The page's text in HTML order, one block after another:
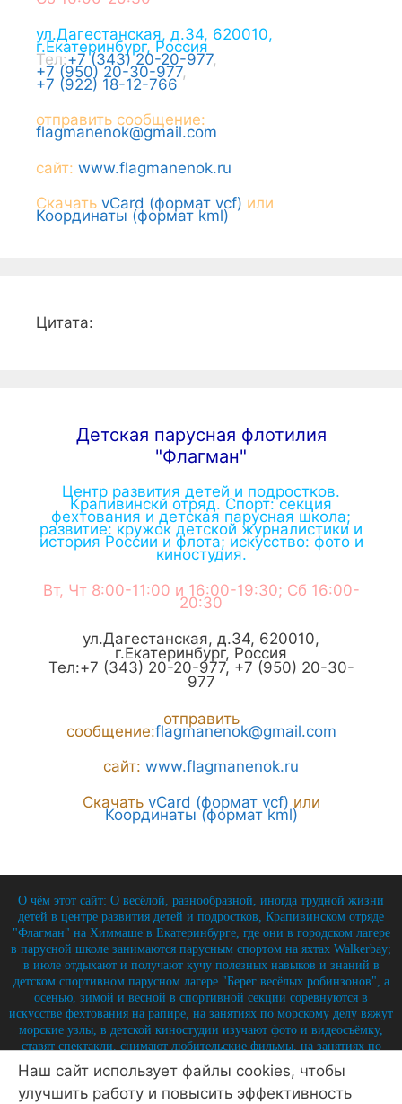
ул.Дагестанская, д.34, 620010,
г.Екатеринбург, Россия
Тел:+7 (343) 20-20-977,
+7 (950) 20-30-977,
+7 (922) 18-12-766
отправить сообщение:
flagmanenok@gmail.com
сайт: www.flagmanenok.ru
Скачать vCard (формат vcf) или
Координаты (формат kml)
Цитата:
Детская парусная флотилия
"Флагман"
Центр развития детей и подростков.
Крапивинскй отряд. Спорт: секция
фехтования и детская парусная школа;
развитие: кружок детской журналистики и
история России и флота; искусство: фото и
киностудия.
Вт, Чт 8:00-11:00 и 16:00-19:30; Сб 16:00-
20:30
ул.Дагестанская, д.34, 620010,
г.Екатеринбург, Россия
Тел:+7 (343) 20-20-977, +7 (950) 20-30-
977
отправить
сообщение:flagmanenok@gmail.com
сайт: www.flagmanenok.ru
Скачать vCard (формат vcf) или
Координаты (формат kml)
О чём этот сайт: О весёлой, разнообразной, иногда трудной жизни
детей в центре развития детей и подростков, Крапивинском отряде
"Флагман" на Химмаше в Екатеринбурге, где они в городском лагере
в парусной школе занимаются парусным спортом на яхтах Walkerbay;
в июле отдыхают и получают кучу полезных навыков и знаний в
детском спортивном парусном лагере "Берег весёлых робинзонов", а
осенью, зимой и весной в спортивной секции соревнуются в
искусстве фехтования на рапире, на занятиях по морскому делу вяжут
морские узлы, в детской киностудии изучают фото и видеосъёмку,
ставят спектакли, снимают любительские фильмы, на занятиях по
истории углубляют свои знания по историю России и флота, и
круглый год на занятиях по детской журналистике практикуются в
написании заметок, репортажей, интервью, выпуская стен-газету и
Наш сайт использует файлы cookies, чтобы
улучшить работу и повысить эффективность